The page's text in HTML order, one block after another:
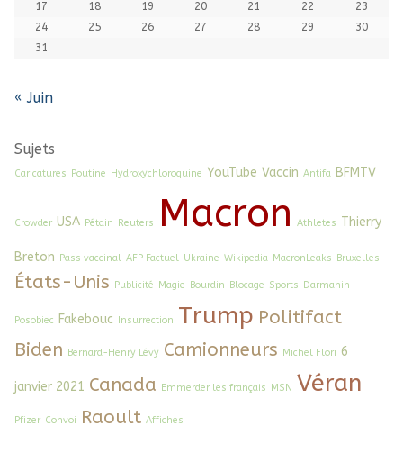
17
18 19 20 21 22
23
24
25 26 27 28 29
30
31
« Juin
Sujets
Caricatures Poutine Hydroxychloroquine YouTube Vaccin Antifa BFMTV
Crowder USA Pétain Reuters Macron Athletes Thierry
Breton Pass vaccinal AFP Factuel Ukraine Wikipedia MacronLeaks Bruxelles
États-Unis Publicité Magie Bourdin Blocage Sports Darmanin
Posobiec Fakebouc Insurrection Trump Politifact
Biden Bernard-Henry Lévy Camionneurs Michel Flori 6
janvier 2021 Canada Emmerder les français MSN Véran
Pfizer Convoi Raoult Affiches